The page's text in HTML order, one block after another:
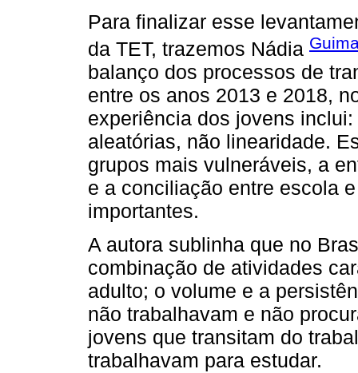
Para finalizar esse
da TET, trazemos Nádia
balanço dos processos de
entre os anos 2013 e 2018,
experiência dos jovens
aleatórias, não linearidade.
grupos mais vulneráveis, a
e a conciliação entre escola
importantes.
A autora sublinha que no
combinação de atividades
adulto; o volume e a
não trabalhavam e não
jovens que transitam do
trabalhavam para estudar.